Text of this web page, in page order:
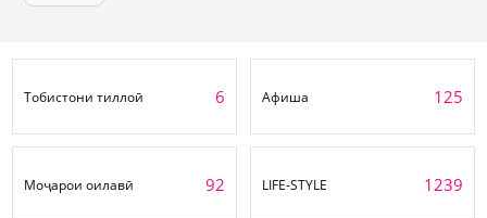
Тобистони тиллоӣ 6 Афиша 125
Моҷарои оилавӣ 92 LIFE-STYLE 1239